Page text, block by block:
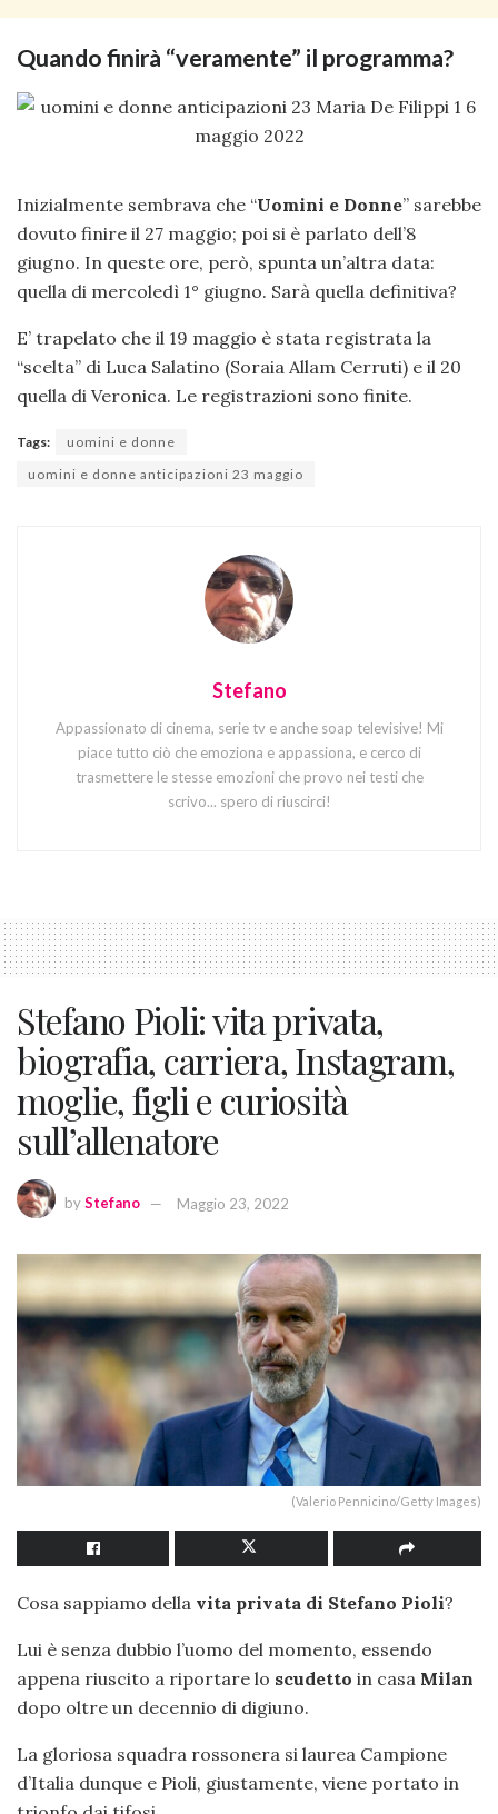
Quando finirà “veramente” il programma?
Inizialmente sembrava che “Uomini e Donne” sarebbe
dovuto finire il 27 maggio; poi si è parlato dell’8
giugno. In queste ore, però, spunta un’altra data:
quella di mercoledì 1° giugno. Sarà quella definitiva?
E’ trapelato che il 19 maggio è stata registrata la
“scelta” di Luca Salatino (Soraia Allam Cerruti) e il 20
quella di Veronica. Le registrazioni sono finite.
Tags:
uomini e donne
uomini e donne anticipazioni 23 maggio
Stefano
Appassionato di cinema, serie tv e anche soap televisive! Mi
piace tutto ciò che emoziona e appassiona, e cerco di
trasmettere le stesse emozioni che provo nei testi che
scrivo... spero di riuscirci!
Stefano Pioli: vita privata,
biografia, carriera, Instagram,
moglie, figli e curiosità
sull’allenatore
byStefano Maggio 23, 2022
(Valerio Pennicino/Getty Images)
Cosa sappiamo della vita privata di Stefano Pioli?
Lui è senza dubbio l’uomo del momento, essendo
appena riuscito a riportare lo scudetto in casa Milan
dopo oltre un decennio di digiuno.
La gloriosa squadra rossonera si laurea Campione
d’Italia dunque e Pioli, giustamente, viene portato in